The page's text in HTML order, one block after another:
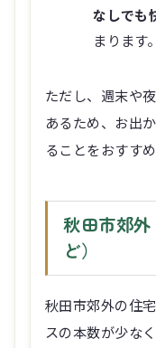
なしでも
まります。
ただし、週末や
あるため、お出
ることをおすすめ
秋田市郊
ど）
秋田市郊外の住
スの本数が少な